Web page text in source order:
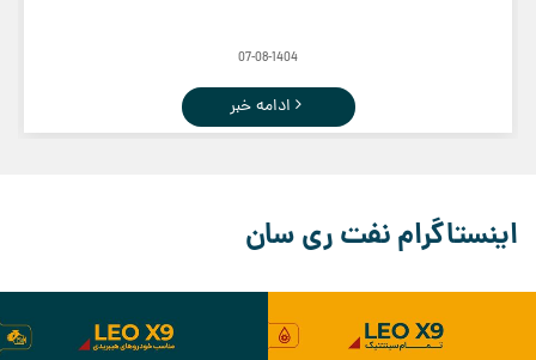
07-08-1404
ادامه خبر
اینستاگرام نفت ری سان